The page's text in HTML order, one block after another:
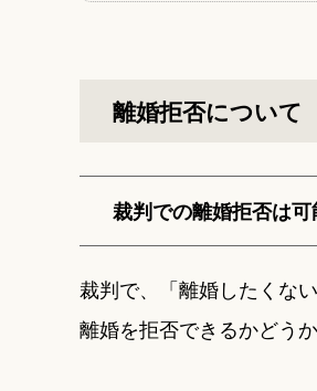
離婚拒否について
裁判での離婚拒否は可
裁判で、「離婚したくな
離婚を拒否できるかどう